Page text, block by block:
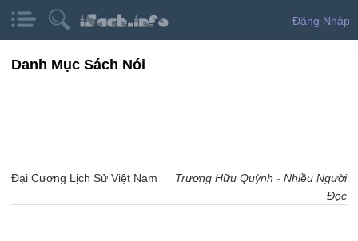
Đăng Nhập
Danh Mục Sách Nói
Đại Cương Lịch Sử Việt Nam Trương Hữu Quỳnh - Nhiều Người
Đọc